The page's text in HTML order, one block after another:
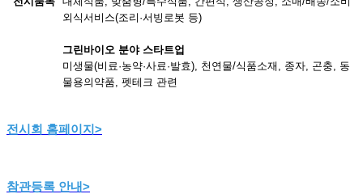
외식서비스(조리·서빙로봇 등)
그린바이오 분야 스타트업
미생물(비료·농약·사료·발효), 천연물/식품소재, 종자, 곤충, 동
물용의약품, 펫테크 관련
전시회 홈페이지>
참관등록 안내>